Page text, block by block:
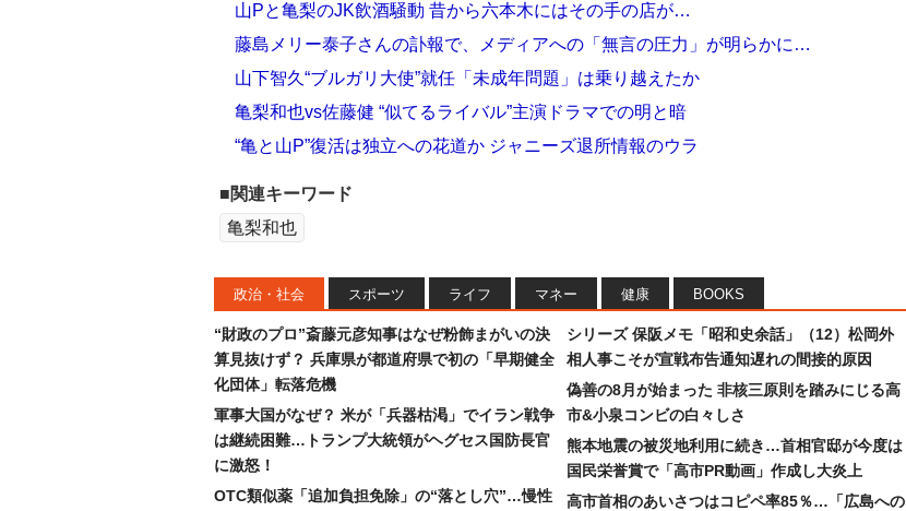
山Pと亀梨のJK飲酒騒動 昔から六本木にはその手の店が…
藤島メリー泰子さんの訃報で、メディアへの「無言の圧力」が明らかに…
山下智久“ブルガリ大使”就任「未成年問題」は乗り越えたか
亀梨和也vs佐藤健 “似てるライバル”主演ドラマでの明と暗
“亀と山P”復活は独立への花道か ジャニーズ退所情報のウラ
■関連キーワード
亀梨和也
政治・社会 スポーツ ライフ マネー 健康 BOOKS
“財政のプロ”斎藤元彦知事はなぜ粉飾まがいの決
算見抜けず？ 兵庫県が都道府県で初の「早期健全
化団体」転落危機
軍事大国がなぜ？ 米が「兵器枯渇」でイラン戦争
は継続困難…トランプ大統領がヘグセス国防長官
に激怒！
OTC類似薬「追加負担免除」の“落とし穴”…慢性
シリーズ 保阪メモ「昭和史余話」（12）松岡外
相人事こそが宣戦布告通知遅れの間接的原因
偽善の8月が始まった 非核三原則を踏みにじる高
市&小泉コンビの白々しさ
熊本地震の被災地利用に続き…首相官邸が今度は
国民栄誉賞で「高市PR動画」作成し大炎上
高市首相のあいさつはコピペ率85％…「広島への